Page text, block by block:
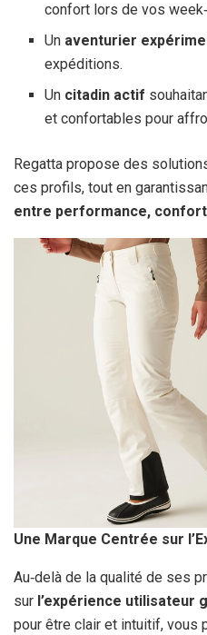
confort lors de vos
Un aventurier
expéditions.
Un citadin actif
et confortables pour
Regatta propose des
ces profils, tout en
entre performance,
Une Marque Centrée sur
Au‑delà de la qualité de ses
sur l’expérience utilisateur
pour être clair et intuitif, vous